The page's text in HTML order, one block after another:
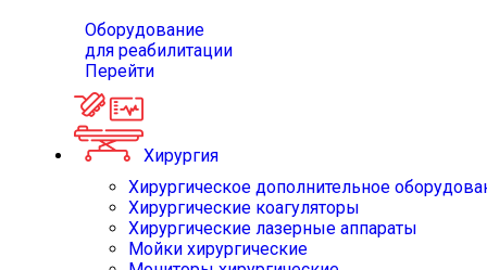
Оборудование
для реабилитации
Перейти
Хирургия
Хирургическое дополнительное
Хирургические коагуляторы
Хирургические лазерные аппараты
Мойки хирургические